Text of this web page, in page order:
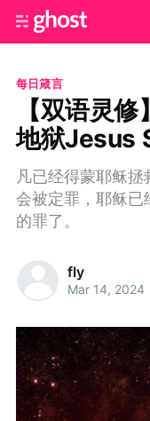
每日箴言
【双语灵
地狱Jesus
凡已经得蒙耶稣
会被定罪，耶稣已
的罪了。
fly
Mar 14, 2024